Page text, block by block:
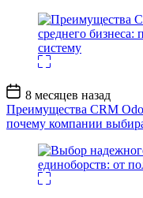
Дата
записи
8 месяцев назад
Преимущества CRM
почему компании